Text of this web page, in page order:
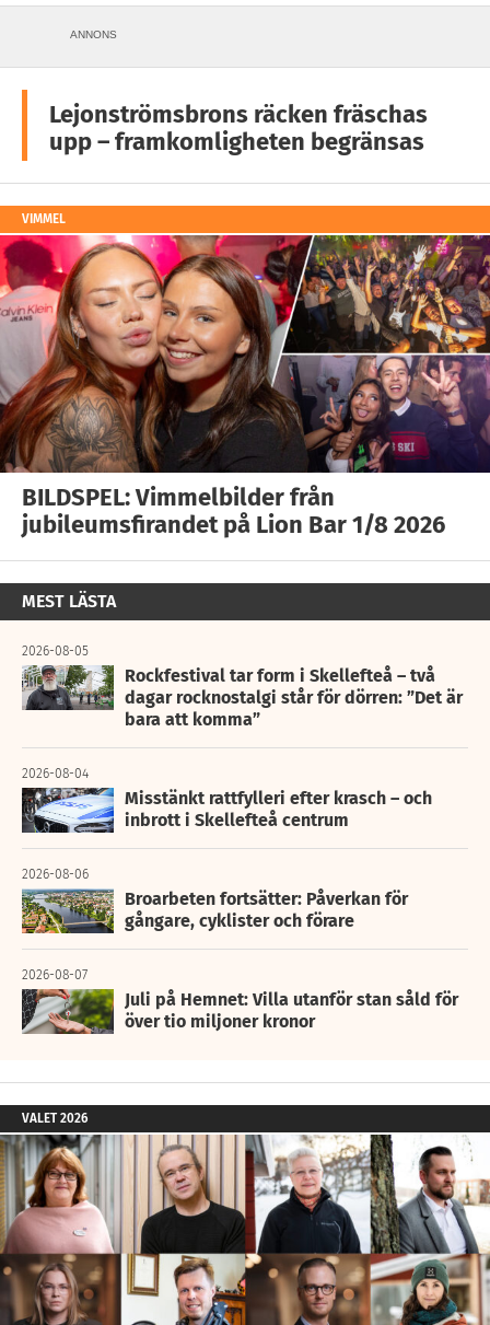
ANNONS
Lejonströmsbrons räcken fräschas
upp – framkomligheten begränsas
VIMMEL
BILDSPEL: Vimmelbilder från
jubileumsfirandet på Lion Bar 1/8 2026
MEST LÄSTA
2026-08-05
Rockfestival tar form i Skellefteå – två
dagar rocknostalgi står för dörren: ”Det är
bara att komma”
2026-08-04
Misstänkt rattfylleri efter krasch – och
inbrott i Skellefteå centrum
2026-08-06
Broarbeten fortsätter: Påverkan för
gångare, cyklister och förare
2026-08-07
Juli på Hemnet: Villa utanför stan såld för
över tio miljoner kronor
VALET 2026